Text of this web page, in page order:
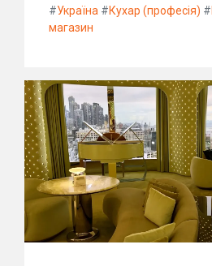
#Україна #Кухар (професія) #
магазин